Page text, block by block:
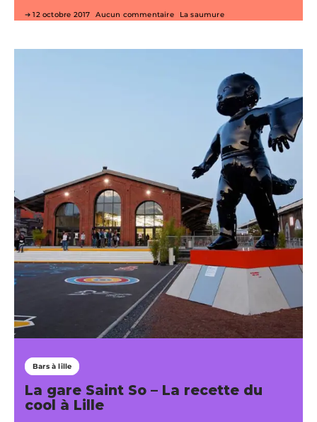
12 octobre 2017 Aucun commentaire La saumure
Bars à lille
La gare Saint So – La recette du
cool à Lille